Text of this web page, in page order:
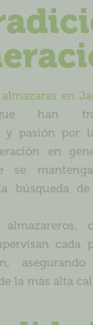
almazaras en
han
y pasión por
en
se
búsqueda
almazareros,
cada
la más alta